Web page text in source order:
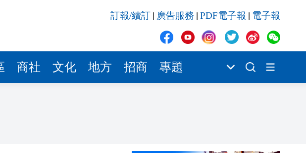
訂報/續訂 廣告服務 PDF電子報 電子報
商社 文化 地方 招商 專題
18:36
班數目增多
股 共同打造標桿產品
17:57